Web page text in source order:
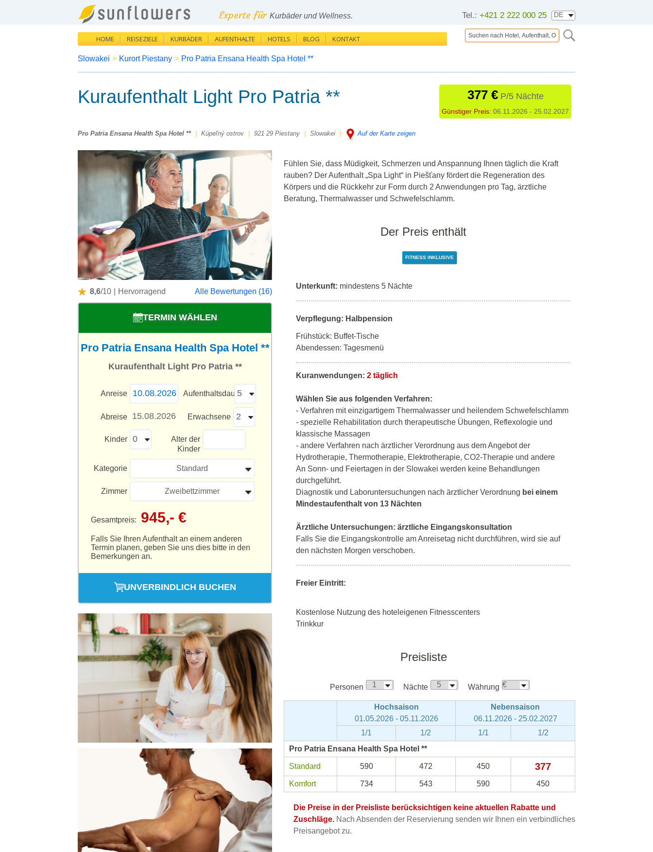
Tel.: +421 2 222 000 25
Experte für Kurbäder und Wellness.
HOME REISEZIELE KURBÄDER AUFENTHALTE HOTELS BLOG KONTAKT
Slowakei > Kurort Piestany > Pro Patria Ensana Health Spa Hotel **
Kuraufenthalt Light Pro Patria ** 377 €P/5 Nächte
Günstiger Preis: 06.11.2026 - 25.02.2027
Pro Patria Ensana Health Spa Hotel ** Kúpeľný ostrov 921 29 Piestany Slowakei Auf der Karte zeigen
8,6/10 Hervorragend Alle Bewertungen (16)
TERMIN WÄHLEN
Pro Patria Ensana Health Spa Hotel **
Kuraufenthalt Light Pro Patria **
Anreise Aufenthaltsdauer
Abreise Erwachsene
Kinder
Alter der
Kinder
Kategorie Standard
Zimmer Zweibettzimmer
Gesamtpreis: 945,- €
Falls Sie Ihren Aufenthalt an einem anderen
Termin planen, geben Sie uns dies bitte in den
Bemerkungen an.
UNVERBINDLICH BUCHEN
Fühlen Sie, dass Müdigkeit, Schmerzen und Anspannung Ihnen täglich die Kraft
rauben? Der Aufenthalt „Spa Light“ in Piešťany fördert die Regeneration des
Körpers und die Rückkehr zur Form durch 2 Anwendungen pro Tag, ärztliche
Beratung, Thermalwasser und Schwefelschlamm.
Der Preis enthält
FITNESS INKLUSIVE
Unterkunft: mindestens 5 Nächte
Verpflegung: Halbpension
Frühstück: Buffet-Tische
Abendessen: Tagesmenü
Kuranwendungen: 2 täglich
Wählen Sie aus folgenden Verfahren:
- Verfahren mit einzigartigem Thermalwasser und heilendem Schwefelschlamm
- spezielle Rehabilitation durch therapeutische Übungen, Reflexologie und
klassische Massagen
- andere Verfahren nach ärztlicher Verordnung aus dem Angebot der
Hydrotherapie, Thermotherapie, Elektrotherapie, CO2-Therapie und andere
An Sonn- und Feiertagen in der Slowakei werden keine Behandlungen
durchgeführt.
Diagnostik und Laboruntersuchungen nach ärztlicher Verordnung bei einem
Mindestaufenthalt von 13 Nächten
Ärztliche Untersuchungen: ärztliche Eingangskonsultation
Falls Sie die Eingangskontrolle am Anreisetag nicht durchführen, wird sie auf
den nächsten Morgen verschoben.
Freier Eintritt:
Kostenlose Nutzung des hoteleigenen Fitnesscenters
Trinkkur
Preisliste
Personen Nächte Währung
Hochsaison
01.05.2026 - 05.11.2026
Nebensaison
06.11.2026 - 25.02.2027
1/1
1/2 1/1
1/2
Pro Patria Ensana Health Spa Hotel **
Standard 590 472 450 377
Komfort 734 543 590 450
Die Preise in der Preisliste berücksichtigen keine aktuellen Rabatte und
Zuschläge. Nach Absenden der Reservierung senden wir Ihnen ein verbindliches
Preisangebot zu.